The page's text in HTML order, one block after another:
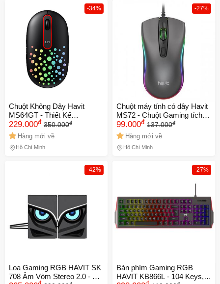
-34%
Chuột Không Dây Havit
MS64GT - Thiết Kế
Ergonomic, 3 Chế Độ DPI,
Màu Sắc Năng Động, Phạm
Vi 10m, Phù Hợp Cho Game
Thủ và Làm Việc Tại Nhà
229.000đ 350.000đ
Hàng mới về
Hồ Chí Minh
-27%
Chuột máy tính có dây Havit
MS72 - Chuột Gaming tích
hợp đèn RGB nhiều màu
sắc, thiết kế chống trượt, DPI
800-1200, tương thích
Windows, Mac, Linux
99.000đ 137.000đ
Hàng mới về
Hồ Chí Minh
-42%
Loa Gaming RGB HAVIT SK
708 Âm Vòm Stereo 2.0 - Âm
-27%
Bàn phím Gaming RGB
HAVIT KB866L - 104 Keys,